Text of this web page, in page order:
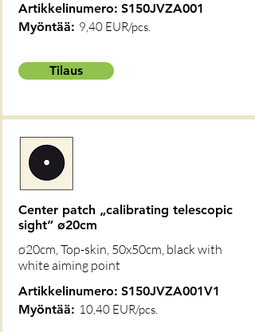
Artikkelinumero: S150JVZA001
Myöntää: 9,40 EUR/pcs.
Tilaus
Center patch „calibrating telescopic
sight“ ø20cm
ø20cm, Top-skin, 50x50cm, black with
white aiming point
Artikkelinumero: S150JVZA001V1
Myöntää: 10,40 EUR/pcs.